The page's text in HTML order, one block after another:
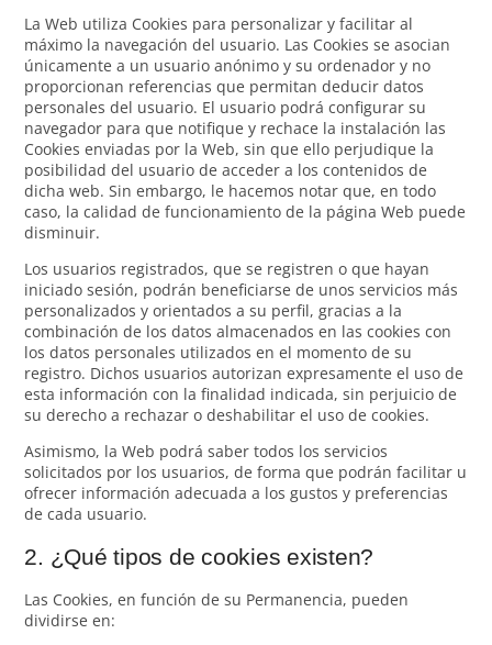
La Web utiliza Cookies para personalizar y facilitar al
máximo la navegación del usuario. Las Cookies se asocian
únicamente a un usuario anónimo y su ordenador y no
proporcionan referencias que permitan deducir datos
personales del usuario. El usuario podrá configurar su
navegador para que notifique y rechace la instalación las
Cookies enviadas por la Web, sin que ello perjudique la
posibilidad del usuario de acceder a los contenidos de
dicha web. Sin embargo, le hacemos notar que, en todo
caso, la calidad de funcionamiento de la página Web puede
disminuir.
Los usuarios registrados, que se registren o que hayan
iniciado sesión, podrán beneficiarse de unos servicios más
personalizados y orientados a su perfil, gracias a la
combinación de los datos almacenados en las cookies con
los datos personales utilizados en el momento de su
registro. Dichos usuarios autorizan expresamente el uso de
esta información con la finalidad indicada, sin perjuicio de
su derecho a rechazar o deshabilitar el uso de cookies.
Asimismo, la Web podrá saber todos los servicios
solicitados por los usuarios, de forma que podrán facilitar u
ofrecer información adecuada a los gustos y preferencias
de cada usuario.
2. ¿Qué tipos de cookies existen?
Las Cookies, en función de su Permanencia, pueden
dividirse en: